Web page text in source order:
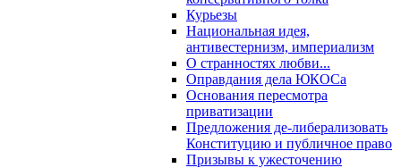
Курьезы
Национальная идея,
антивестернизм, империализм
О странностях любви...
Оправдания дела ЮКОСа
Основания пересмотра
приватизации
Предложения де-либерализовать
Конституцию и публичное право
Призывы к ужесточению